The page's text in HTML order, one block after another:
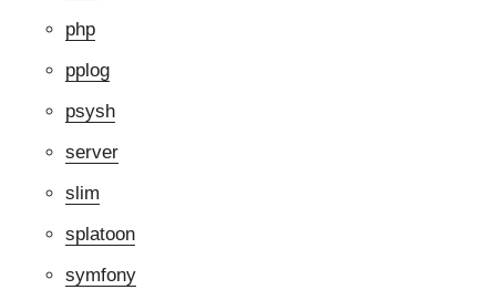
php
pplog
psysh
server
slim
splatoon
symfony